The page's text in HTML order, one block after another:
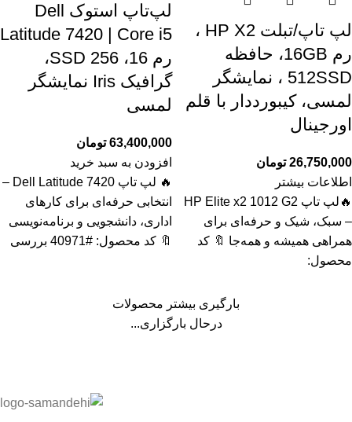
لپ تاپ/تبلت HP X2 ،
رم 16GB، حافظه
512SSD ، نمایشگر
لمسی، کیبورددار با قلم
اورجینال
26,750,000 تومان
اطلاعات بیشتر
🔥لپ تاپ HP Elite x2 1012 G2
– سبک، شیک و حرفه‌ای برای
همراهی همیشه و همه‌جا 🔖 کد
محصول:
لپ‌تاپ استوک Dell
Latitude 7420 | Core i5
رم 16، SSD 256،
گرافیک Iris نمایشگر
لمسی
63,400,000 تومان
افزودن به سبد خرید
🔥 لپ تاپ Dell Latitude 7420 –
انتخابی حرفه‌ای برای کارهای
اداری، دانشجویی و برنامه‌نویسی
🔖 کد محصول: #40971 بررسی
بارگیری بیشتر محصولات
درحال بارگزاری...